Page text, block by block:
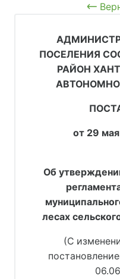
ПОСЕЛЕНИЯ
РАЙОН
от 29
Об
лесах
(С